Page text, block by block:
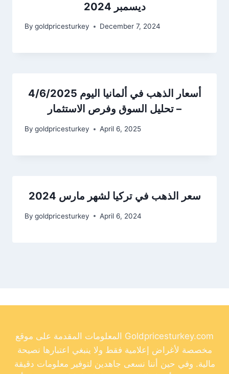
ديسمبر 2024
By goldpricesturkey December 7, 2024
أسعار الذهب في ألمانيا اليوم 4/6/2025
– تحليل السوق وفرص الاستثمار
By goldpricesturkey April 6, 2025
سعر الذهب في تركيا لشهر مارس 2024
By goldpricesturkey April 6, 2024
المعلومات المقدمة على موقع Goldpricesturkey.com
مخصصة لأغراض إعلامية فقط ولا ينبغي اعتبارها نصيحة
مالية. وفي حين أننا نسعى جاهدين لتوفير معلومات دقيقة